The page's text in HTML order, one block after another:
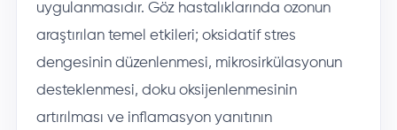
uygulanmasıdır. Göz hastalıklarında ozonun
araştırılan temel etkileri; oksidatif stres
dengesinin düzenlenmesi, mikrosirkülasyonun
desteklenmesi, doku oksijenlenmesinin
artırılması ve inflamasyon yanıtının